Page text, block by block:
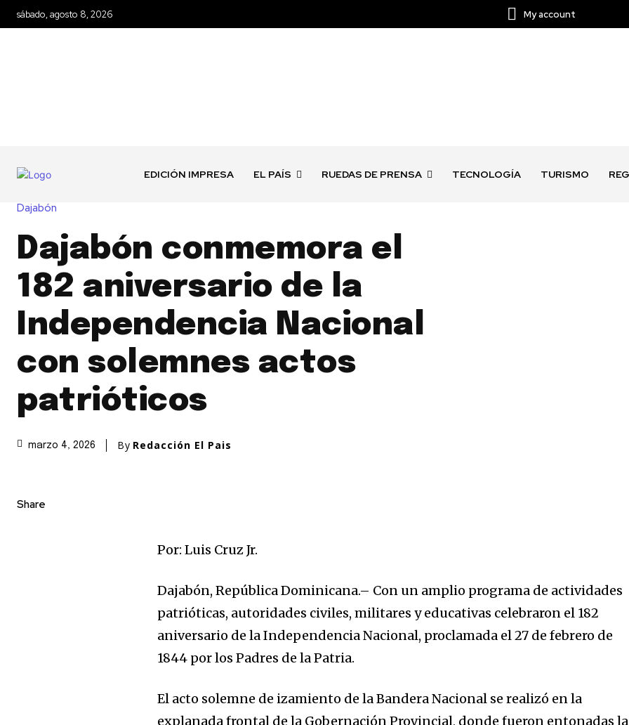
sábado, agosto 8, 2026 My account
EDICIÓN IMPRESA EL PAÍS RUEDAS DE PRENSA TECNOLOGÍA TURISMO
Dajabón
Dajabón conmemora el
182 aniversario de la
Independencia Nacional
con solemnes actos
patrióticos
marzo 4, 2026 By Redacción El Pais
Share
Por: Luis Cruz Jr.
Dajabón, República Dominicana.– Con un amplio programa de actividades
patrióticas, autoridades civiles, militares y educativas celebraron el 182
aniversario de la Independencia Nacional, proclamada el 27 de febrero de
1844 por los Padres de la Patria.
El acto solemne de izamiento de la Bandera Nacional se realizó en la
explanada frontal de la Gobernación Provincial, donde fueron entonadas